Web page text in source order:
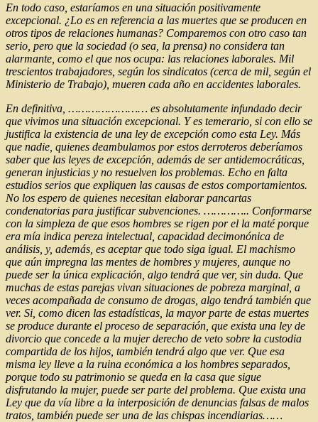
En todo caso, estaríamos en una situación positivamente
excepcional. ¿Lo es en referencia a las muertes que se producen en
otros tipos de relaciones humanas? Comparemos con otro caso tan
serio, pero que la sociedad (o sea, la prensa) no considera tan
alarmante, como el que nos ocupa: las relaciones laborales. Mil
trescientos trabajadores, según los sindicatos (cerca de mil, según el
Ministerio de Trabajo), mueren cada año en accidentes laborales.
En definitiva, …………………… es absolutamente infundado decir
que vivimos una situación excepcional. Y es temerario, si con ello se
justifica la existencia de una ley de excepción como esta Ley. Más
que nadie, quienes deambulamos por estos derroteros deberíamos
saber que las leyes de excepción, además de ser antidemocráticas,
generan injusticias y no resuelven los problemas. Echo en falta
estudios serios que expliquen las causas de estos comportamientos.
No los espero de quienes necesitan elaborar pancartas
condenatorias para justificar subvenciones. ………….. Conformarse
con la simpleza de que esos hombres se rigen por el la maté porque
era mía indica pereza intelectual, capacidad decimonónica de
análisis, y, además, es aceptar que todo siga igual. El machismo
que aún impregna las mentes de hombres y mujeres, aunque no
puede ser la única explicación, algo tendrá que ver, sin duda. Que
muchas de estas parejas vivan situaciones de pobreza marginal, a
veces acompañada de consumo de drogas, algo tendrá también que
ver. Si, como dicen las estadísticas, la mayor parte de estas muertes
se produce durante el proceso de separación, que exista una ley de
divorcio que concede a la mujer derecho de veto sobre la custodia
compartida de los hijos, también tendrá algo que ver. Que esa
misma ley lleve a la ruina económica a los hombres separados,
porque todo su patrimonio se queda en la casa que sigue
disfrutando la mujer, puede ser parte del problema. Que exista una
Ley que da vía libre a la interposición de denuncias falsas de malos
tratos, también puede ser una de las chispas incendiarias……